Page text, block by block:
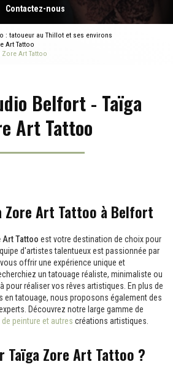
Contactez-nous
: tatoueur au Thillot et ses environs
Art Tattoo
Art Tattoo
Belfort - Taïga
Art Tattoo
Zore Art Tattoo à Belfort
Art Tattoo est votre destination de choix pour
d'artistes talentueux est passionnée par
offrir une expérience unique et
un tatouage réaliste, minimaliste ou
pour réaliser vos rêves artistiques. En plus de
en tatouage, nous proposons également des
Découvrez notre large gamme de
peinture et autres créations artistiques.
Taïga Zore Art Tattoo ?